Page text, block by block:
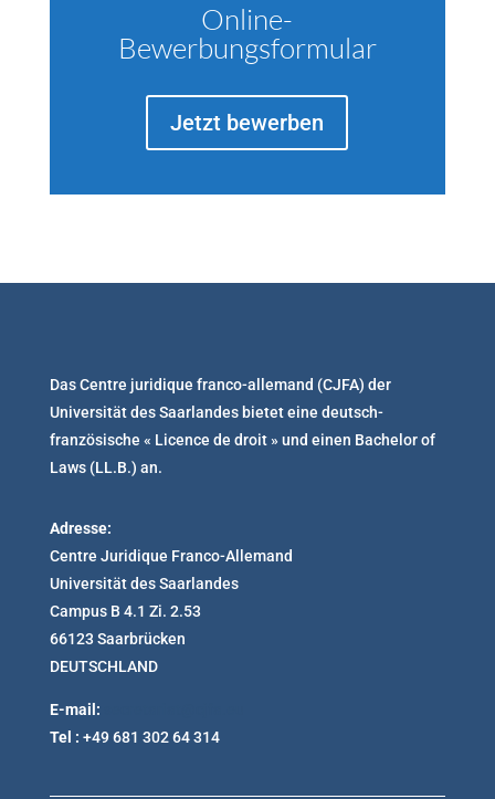
Online-
Bewerbungsformular
Jetzt bewerben
Das Centre juridique franco-allemand (CJFA) der
Universität des Saarlandes bietet eine deutsch-
französische « Licence de droit » und einen Bachelor of
Laws (LL.B.) an.
Adresse:
Centre Juridique Franco-Allemand
Universität des Saarlandes
Campus B 4.1 Zi. 2.53
66123 Saarbrücken
DEUTSCHLAND
E-mail:
Tel : +49 681 302 64 314